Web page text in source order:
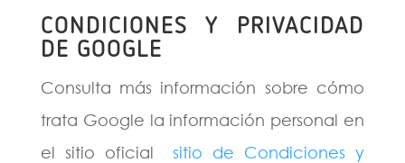
CONDICIONES Y PRIVACIDAD
DE GOOGLE
Consulta más información sobre cómo
trata Google la información personal en
el sitio oficial
sitio de Condiciones y